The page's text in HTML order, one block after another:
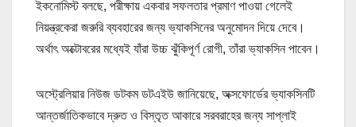
ইকনোমিস্ট বলছে, পরীক্ষায় একবার সফলতার প্রমাণ পাওয়া গেলেই
নিয়ন্ত্রকেরা জরুরি ব্যবহারের জন্য ভ্যাকসিনের অনুমোদন দিয়ে দেবে।
অর্থাৎ অক্টোবরের মধ্যেই যাঁরা উচ্চ ঝুঁকিপূর্ণ রোগী, তাঁরা ভ্যাকসিন পাবেন।
অস্ট্রেলিয়ার নিউজ ডটকম ডটএইউ জানিয়েছে, অক্সফোর্ডের ভ্যাকসিনটি
আন্তর্জাতিকভাবে দ্রুত ও বিস্তৃত আকারে সরবরাহের জন্য সাপ্লাই